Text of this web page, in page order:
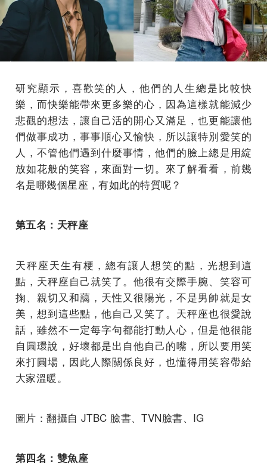
研究顯示，喜歡笑的人，他們的人生總是比較快
樂，而快樂能帶來更多樂的心，因為這樣就能減少
悲觀的想法，讓自己活的開心又滿足，也更能讓他
們做事成功，事事順心又愉快，所以讓特別愛笑的
人，不管他們遇到什麼事情，他們的臉上總是用綻
放如花般的笑容，來面對一切。來了解看看，前幾
名是哪幾個星座，有如此的特質呢？
第五名：天秤座
天秤座天生有梗，總有讓人想笑的點，光想到這
點，天秤座自己就笑了。他很有交際手腕、笑容可
掬、親切又和藹，天性又很陽光，不是男帥就是女
美，想到這些點，他自己又笑了。天秤座也很愛說
話，雖然不一定每字句都能打動人心，但是他很能
自圓環說，好壞都是出自他自己的嘴，所以要用笑
來打圓場，因此人際關係良好，也懂得用笑容帶給
大家溫暖。
圖片：翻攝自 JTBC 臉書、TVN臉書、IG
第四名：雙魚座